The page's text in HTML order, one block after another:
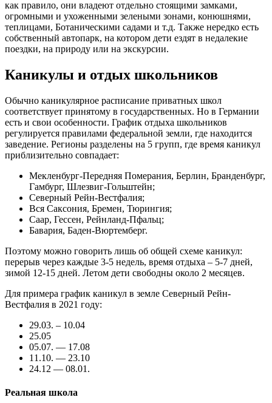
как правило, они владеют отдельно стоящими замками,
огромными и ухоженными зелеными зонами, конюшнями,
теплицами, Ботаническими садами и т.д. Также нередко есть
собственный автопарк, на котором дети ездят в недалекие
поездки, на природу или на экскурсии.
Каникулы и отдых школьников
Обычно каникулярное расписание приватных школ
соответствует принятому в государственных. Но в Германии
есть и свои особенности. График отдыха школьников
регулируется правилами федеральной земли, где находится
заведение. Регионы разделены на 5 групп, где время каникул
приблизительно совпадает:
Мекленбург-Передняя Померания, Берлин, Бранденбург,
Гамбург, Шлезвиг-Гольштейн;
Северный Рейн-Вестфалия;
Вся Саксония, Бремен, Тюрингия;
Саар, Гессен, Рейнланд-Пфальц;
Бавария, Баден-Вюртемберг.
Поэтому можно говорить лишь об общей схеме каникул:
перерыв через каждые 3-5 недель, время отдыха – 5-7 дней,
зимой 12-15 дней. Летом дети свободны около 2 месяцев.
Для примера график каникул в земле Северный Рейн-
Вестфалия в 2021 году:
29.03. – 10.04
25.05
05.07. — 17.08
11.10. — 23.10
24.12 — 08.01.
Реальная школа